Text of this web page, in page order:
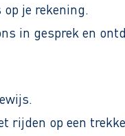
je rekening.
in gesprek en
rijden op een